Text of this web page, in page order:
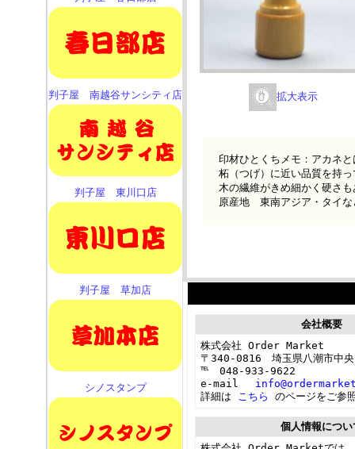
判子屋 南越谷サンシティ店
判子屋 東川口店
判子屋 草加店
シノスタンプ
拡大表示
印材ひとくちメモ：アカネと
柘（つげ）に近い品質を持
木の繊維がきめ細かく硬さ
原産地 東南アジア・タイな
会社概要
株式会社 Order Market
〒340-0816 埼玉県八潮市中
℡ 048-933-9622
e-mail
詳細は こちら のページをご参
個人情報につい